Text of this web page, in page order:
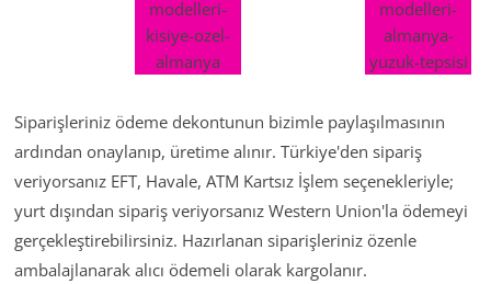
Siparişleriniz ödeme dekontunun bizimle paylaşılmasının
ardından onaylanıp, üretime alınır. Türkiye'den sipariş
veriyorsanız EFT, Havale, ATM Kartsız İşlem seçenekleriyle;
yurt dışından sipariş veriyorsanız Western Union'la ödemeyi
gerçekleştirebilirsiniz. Hazırlanan siparişleriniz özenle
ambalajlanarak alıcı ödemeli olarak kargolanır.